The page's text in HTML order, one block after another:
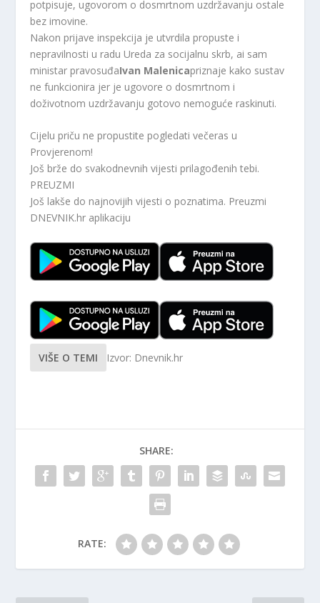
potpisuje, ugovorom o dosmrtnom uzdržavanju ostale
bez imovine.
Nakon prijave inspekcija je utvrdila propuste i
nepravilnosti u radu Ureda za socijalnu skrb, ai sam
ministar pravosuđaIvan Malenicapriznaje kako sustav
ne funkcionira jer je ugovore o dosmrtnom i
doživotnom uzdržavanju gotovo nemoguće raskinuti.
Cijelu priču ne propustite pogledati večeras u
Provjerenom!
Još brže do svakodnevnih vijesti prilagođenih tebi.
PREUZMI
Još lakše do najnovijih vijesti o poznatima. Preuzmi
DNEVNIK.hr aplikaciju
VIŠE O TEMI Izvor: Dnevnik.hr
SHARE:
RATE: